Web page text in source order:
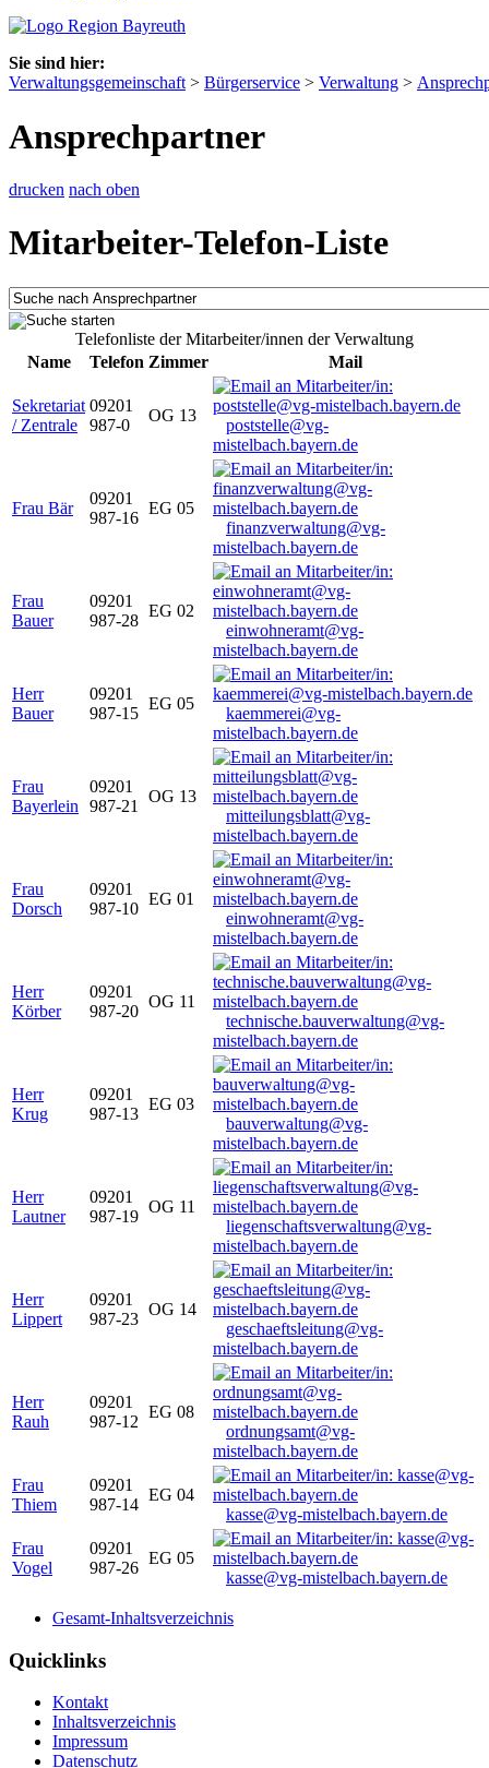
Sie sind hier:
Verwaltungsgemeinschaft > Bürgerservice > Verwaltung >
Ansprechpartner
drucken nach oben
Mitarbeiter-Telefon-Liste
Telefonliste der Mitarbeiter/innen der Verwaltung
Name
Telefon Zimmer Mail
Sekretariat
/ Zentrale
09201
987-0
OG 13
poststelle@vg-
mistelbach.bayern.de
Frau Bär
09201
987-16
EG 05
finanzverwaltung@vg-
mistelbach.bayern.de
Frau
Bauer
09201
987-28
EG 02
einwohneramt@vg-
mistelbach.bayern.de
Herr
Bauer
09201
987-15
EG 05
kaemmerei@vg-
mistelbach.bayern.de
Frau
Bayerlein
09201
987-21
OG 13
mitteilungsblatt@vg-
mistelbach.bayern.de
Frau
Dorsch
09201
987-10
EG 01
einwohneramt@vg-
mistelbach.bayern.de
Herr
Körber
09201
987-20
OG 11
technische.bauverwaltung@vg-
mistelbach.bayern.de
Herr
Krug
09201
987-13
EG 03
bauverwaltung@vg-
mistelbach.bayern.de
Herr
Lautner
09201
987-19
OG 11
liegenschaftsverwaltung@vg-
mistelbach.bayern.de
Herr
Lippert
09201
987-23
OG 14
geschaeftsleitung@vg-
mistelbach.bayern.de
Herr
Rauh
09201
987-12
EG 08
ordnungsamt@vg-
mistelbach.bayern.de
Frau
Thiem
09201
987-14
EG 04
kasse@vg-mistelbach.bayern.de
Frau
Vogel
09201
987-26
EG 05
kasse@vg-mistelbach.bayern.de
Gesamt-Inhaltsverzeichnis
Quicklinks
Kontakt
Inhaltsverzeichnis
Impressum
Datenschutz